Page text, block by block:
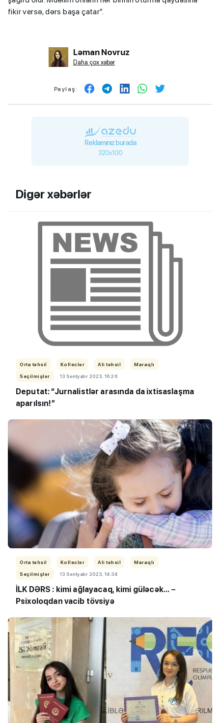
fikir versə, dərs başa çatar”.
Ləman Novruz
Daha çox xəbər
Paylaş:
Reklamınız burada
320x100
Digər xəbərlər
Orta təhsil Kolleclər Ali təhsil
Maraqlı
Seçilmişlər
13 Sentyabr 2023, 16:26
Deputat: “Jurnalistlər arasında da ixtisaslaşma
aparılsın!”
Orta təhsil Kolleclər Ali təhsil
Maraqlı
Seçilmişlər
13 Sentyabr 2023, 14:34
İLK DƏRS : kimi ağlayacaq, kimi güləcək... –
Psixoloqdan vacib tövsiyə